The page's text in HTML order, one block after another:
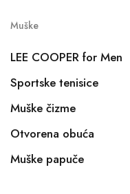
Muške
LEE COOPER for Men
Sportske tenisice
Muške čizme
Otvorena obuća
Muške papuče